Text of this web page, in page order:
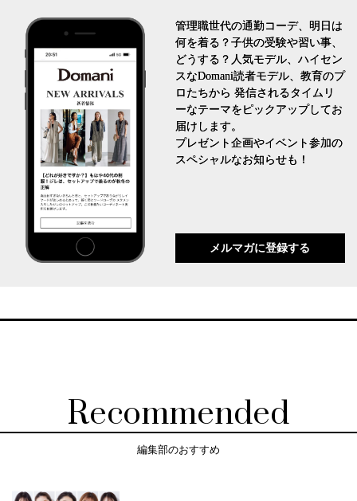
管理職世代の通勤コーデ、明日は
何を着る？子供の受験や習い事、
どうする？人気モデル、ハイセン
スなDomani読者モデル、教育のプ
ロたちから 発信されるタイムリ
ーなテーマをピックアップしてお
届けします。
プレゼント企画やイベント参加の
スペシャルなお知らせも！
メルマガに登録する
Recommended
編集部のおすすめ